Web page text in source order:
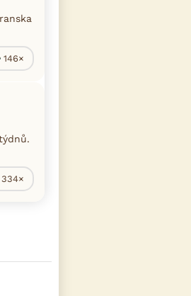
146×
334×